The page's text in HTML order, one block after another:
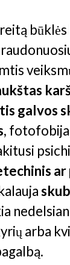
galvos
,
ar
arba